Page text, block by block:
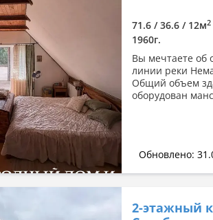
71.6 / 36.6 / 12м2
1960г.
Вы мечтаете об
линии реки
Общий объем
оборудован
Обновлено:
2-этажный